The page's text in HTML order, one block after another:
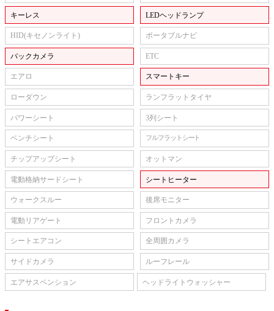
キーレス LEDヘッドランプ
HID(キセノンライト) ポータブルナビ
バックカメラ ETC
エアロ スマートキー
ローダウン ランフラットタイヤ
パワーシート 3列シート
ベンチシート フルフラットシート
チップアップシート オットマン
電動格納サードシート シートヒーター
ウォークスルー 後席モニター
電動リアゲート フロントカメラ
シートエアコン 全周囲カメラ
サイドカメラ ルーフレール
エアサスペンション ヘッドライトウォッシャー